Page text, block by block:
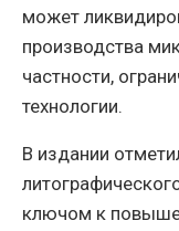
может
производства
частности,
технологии.
В издании
ключом к